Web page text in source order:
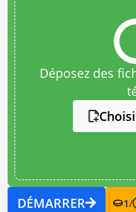
Déposez des
DÉMARRER 1/